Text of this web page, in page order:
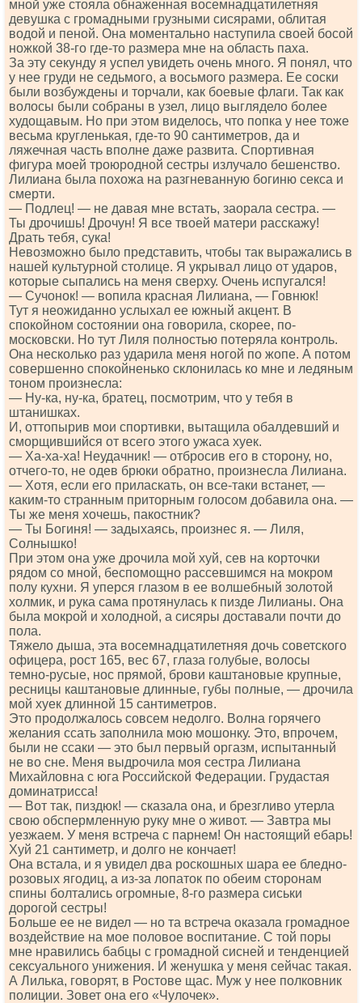
мной уже стояла обнаженная восемнадцатилетняя
девушка с громадными грузными сисярами, облитая
водой и пеной. Она моментально наступила своей босой
ножкой 38-го где-то размера мне на область паха.
За эту секунду я успел увидеть очень много. Я понял, что
у нее груди не седьмого, а восьмого размера. Ее соски
были возбуждены и торчали, как боевые флаги. Так как
волосы были собраны в узел, лицо выглядело более
худощавым. Но при этом виделось, что попка у нее тоже
весьма кругленькая, где-то 90 сантиметров, да и
ляжечная часть вполне даже развита. Спортивная
фигура моей троюродной сестры излучало бешенство.
Лилиана была похожа на разгневанную богиню секса и
смерти.
— Подлец! — не давая мне встать, заорала сестра. —
Ты дрочишь! Дрочун! Я все твоей матери расскажу!
Драть тебя, сука!
Невозможно было представить, чтобы так выражались в
нашей культурной столице. Я укрывал лицо от ударов,
которые сыпались на меня сверху. Очень испугался!
— Сучонок! — вопила красная Лилиана, — Говнюк!
Тут я неожиданно услыхал ее южный акцент. В
спокойном состоянии она говорила, скорее, по-
московски. Но тут Лиля полностью потеряла контроль.
Она несколько раз ударила меня ногой по жопе. А потом
совершенно спокойненько склонилась ко мне и ледяным
тоном произнесла:
— Ну-ка, ну-ка, братец, посмотрим, что у тебя в
штанишках.
И, оттопырив мои спортивки, вытащила обалдевший и
сморщившийся от всего этого ужаса хуек.
— Ха-ха-ха! Неудачник! — отбросив его в сторону, но,
отчего-то, не одев брюки обратно, произнесла Лилиана.
— Хотя, если его приласкать, он все-таки встанет, —
каким-то странным приторным голосом добавила она. —
Ты же меня хочешь, пакостник?
— Ты Богиня! — задыхаясь, произнес я. — Лиля,
Солнышко!
При этом она уже дрочила мой хуй, сев на корточки
рядом со мной, беспомощно рассевшимся на мокром
полу кухни. Я уперся глазом в ее волшебный золотой
холмик, и рука сама протянулась к пизде Лилианы. Она
была мокрой и холодной, а сисяры доставали почти до
пола.
Тяжело дыша, эта восемнадцатилетняя дочь советского
офицера, рост 165, вес 67, глаза голубые, волосы
темно-русые, нос прямой, брови каштановые крупные,
ресницы каштановые длинные, губы полные, — дрочила
мой хуек длинной 15 сантиметров.
Это продолжалось совсем недолго. Волна горячего
желания ссать заполнила мою мошонку. Это, впрочем,
были не ссаки — это был первый оргазм, испытанный
не во сне. Меня выдрочила моя сестра Лилиана
Михайловна с юга Российской Федерации. Грудастая
доминатрисса!
— Вот так, пиздюк! — сказала она, и брезгливо утерла
свою обспермленную руку мне о живот. — Завтра мы
уезжаем. У меня встреча с парнем! Он настоящий ебарь!
Хуй 21 сантиметр, и долго не кончает!
Она встала, и я увидел два роскошных шара ее бледно-
розовых ягодиц, а из-за лопаток по обеим сторонам
спины болтались огромные, 8-го размера сиськи
дорогой сестры!
Больше ее не видел — но та встреча оказала громадное
воздействие на мое половое воспитание. С той поры
мне нравились бабцы с громадной сисней и тенденцией
сексуального унижения. И женушка у меня сейчас такая.
А Лилька, говорят, в Ростове щас. Муж у нее полковник
полиции. Зовет она его «Чулочек».